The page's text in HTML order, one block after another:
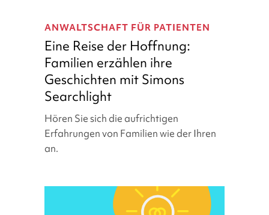
der
Hoffnung:
Familien
erzählen
ihre
Geschichten
mit
Simons
Searchlight
ANWALTSCHAFT FÜR PATIENTEN
Eine Reise der Hoffnung:
Familien erzählen ihre
Geschichten mit Simons
Searchlight
Hören Sie sich die aufrichtigen
Erfahrungen von Familien wie der Ihren
an.